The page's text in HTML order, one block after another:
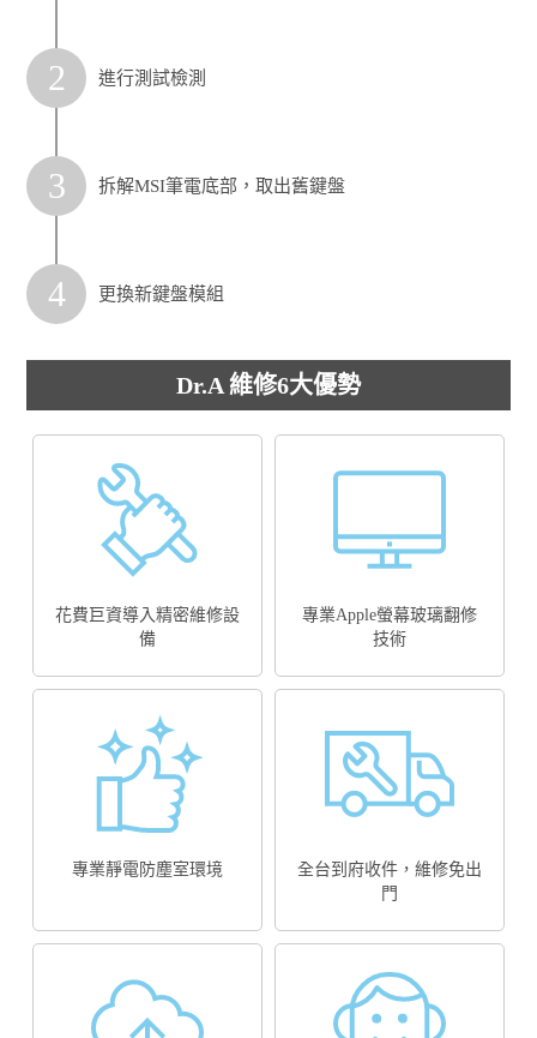
2 進行測試檢測
3 拆解MSI筆電底部，取出舊鍵盤
4 更換新鍵盤模組
Dr.A 維修6大優勢
花費巨資導入精密維修設
備
專業Apple螢幕玻璃翻修
技術
專業靜電防塵室環境
全台到府收件，維修免出
門